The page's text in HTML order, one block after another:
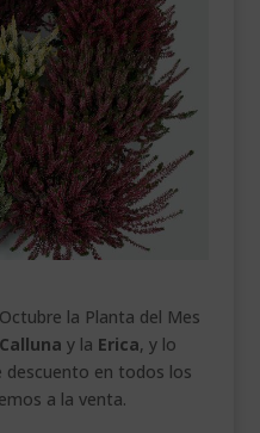
la Planta del Mes
Callunay la Erica, y lo
descuento en todos los
a la venta.